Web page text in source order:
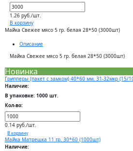
1.26 руб./шт.
В корзину
Майка Свежее мясо 5 гр. белая 28*50 (3000шт)
Описание
Майка Свежее мясо 5 гр. белая 28*50 (3000шт)
Новинка
Грипперы (пакет с замком) 40*60 мм. 31-32мкр (15/
Наличие:
В упаковке: 1000 шт.
Кол-во:
0.14 руб./шт.
В корзину
Майка Матрешка 11 гр. 30*60 (1000шт)
Наличие: